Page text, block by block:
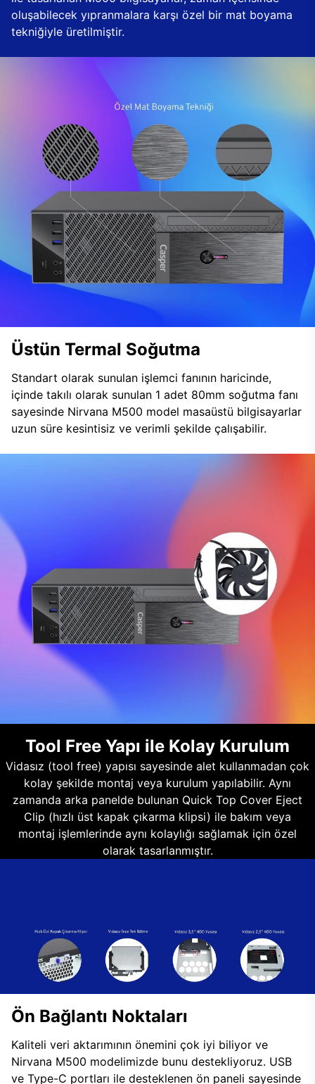
oluşabilecek yıpranmalara karşı özel bir mat boyama
tekniğiyle üretilmiştir.
Üstün Termal Soğutma
Standart olarak sunulan işlemci fanının haricinde,
içinde takılı olarak sunulan 1 adet 80mm soğutma fanı
sayesinde Nirvana M500 model masaüstü bilgisayarlar
uzun süre kesintisiz ve verimli şekilde çalışabilir.
Tool Free Yapı ile Kolay Kurulum
Vidasız (tool free) yapısı sayesinde alet kullanmadan çok
kolay şekilde montaj veya kurulum yapılabilir. Aynı
zamanda arka panelde bulunan Quick Top Cover Eject
Clip (hızlı üst kapak çıkarma klipsi) ile bakım veya
montaj işlemlerinde aynı kolaylığı sağlamak için özel
olarak tasarlanmıştır.
Ön Bağlantı Noktaları
Kaliteli veri aktarımının önemini çok iyi biliyor ve
Nirvana M500 modelimizde bunu destekliyoruz. USB
ve Type-C portları ile desteklenen ön paneli sayesinde